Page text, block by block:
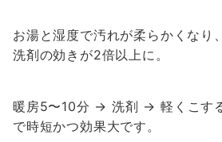
お湯と湿度で汚れが柔らかくなり、
洗剤の効きが2倍以上に。
暖房5〜10分 → 洗剤 → 軽くこす
で時短かつ効果大です。